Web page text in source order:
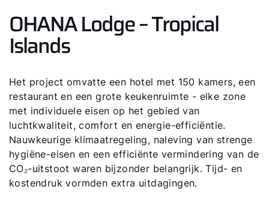
OHANA Lodge – Tropical
Islands
Het project omvatte een hotel met 150 kamers, een
restaurant en een grote keukenruimte - elke zone
met individuele eisen op het gebied van
luchtkwaliteit, comfort en energie-efficiëntie.
Nauwkeurige klimaatregeling, naleving van strenge
hygiëne-eisen en een efficiënte vermindering van de
CO₂-uitstoot waren bijzonder belangrijk. Tijd- en
kostendruk vormden extra uitdagingen.